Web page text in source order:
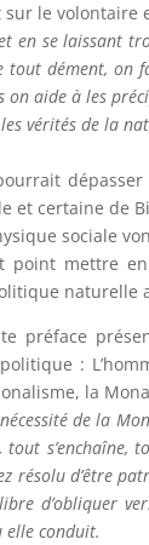
sur le volontaire
en se laissant
tout dément, on
on aide à les
vérités de la
et certaine de
sociale
point mettre
naturelle
préface
:
la
de la
s’enchaîne,
résolu d’être
libre d’obliquer
elle conduit.